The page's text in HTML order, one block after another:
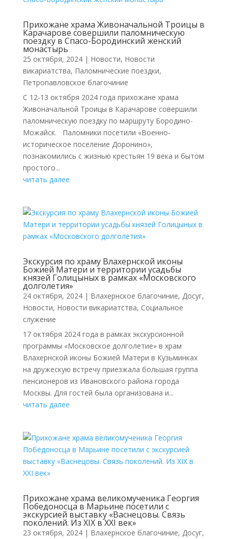
Прихожане храма Живоначальной Троицы в
Карачарове совершили паломническую
поездку в Спасо-Бородинский женский
монастырь
25 октября, 2024| Новости, Новости
викариатства, Паломнические поездки,
Петропавловское благочиние
С 12-13 октября 2024 года прихожане храма
Живоначальной Троицы в Карачарове совершили
паломническую поездку по маршруту Бородино-
Можайск. Паломники посетили «Военно-
историческое поселение Доронино»,
познакомились с жизнью крестьян 19 века и бытом
простого...
читать далее
Экскурсия по храму Влахернской иконы
Божией Матери и территории усадьбы
князей Голицыных в рамках «Московского
долголетия»
24 октября, 2024| Влахернское благочиние, Досуг,
Новости, Новости викариатства, Социальное
служение
17 октября 2024 года в рамках экскурсионной
программы «Московское долголетие» в храм
Влахернской иконы Божией Матери в Кузьминках
на дружескую встречу приезжала большая группа
пенсионеров из Ивановского района города
Москвы. Для гостей была организована и...
читать далее
Прихожане храма великомученика Георгия
Победоносца в Марьине посетили с
экскурсией выставку «Васнецовы. Связь
поколений. Из XIX в XXI век»
23 октября, 2024| Влахернское благочиние, Досуг,